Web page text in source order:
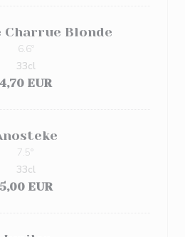
Charrue Blonde
6.6º
4,70 EUR
33cl
7.5°
5,00 EUR
33cl